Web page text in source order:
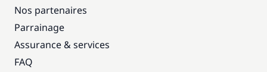
Nos partenaires
Parrainage
Assurance & services
FAQ